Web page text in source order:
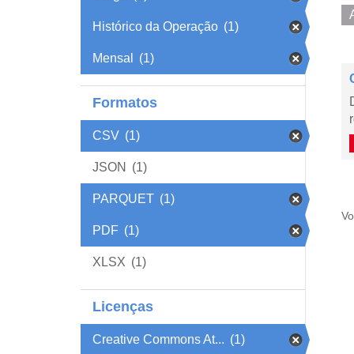
Histórico da Operação (1)
Mensal (1)
Formatos
CSV (1)
JSON (1)
PARQUET (1)
PDF (1)
XLSX (1)
Licenças
Creative Commons At... (1)